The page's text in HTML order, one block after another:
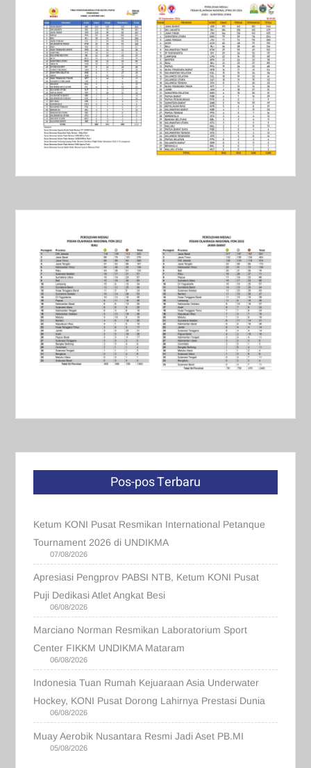
Pos-pos Terbaru
Ketum KONI Pusat Resmikan International Petanque
Tournament 2026 di UNDIKMA
07/08/2026
Apresiasi Pengprov PABSI NTB, Ketum KONI Pusat
Puji Dedikasi Atlet Angkat Besi
06/08/2026
Marciano Norman Resmikan Laboratorium Sport
Center FIKKM UNDIKMA Mataram
06/08/2026
Indonesia Tuan Rumah Kejuaraan Asia Underwater
Hockey, KONI Pusat Dorong Lahirnya Prestasi Dunia
06/08/2026
Muay Aerobik Nusantara Resmi Jadi Aset PB.MI
05/08/2026